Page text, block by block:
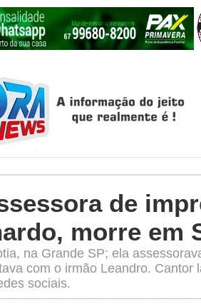
de
morre em
na Grande SP; ela
com o irmão Leandro. Cantor
sociais.